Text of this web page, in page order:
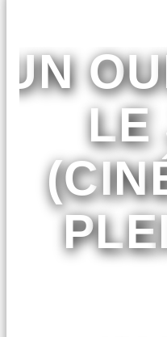
UN
LE